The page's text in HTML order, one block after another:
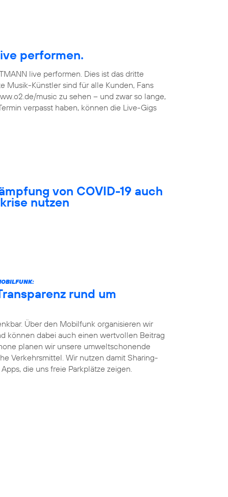
performen.
live performen. Dies ist das dritte
Musik-Künstler sind für alle Kunden, Fans
music zu sehen – und zwar so lange,
verpasst haben, können die Live-Gigs
von COVID-19 auch
nutzen
rund um
Über den Mobilfunk organisieren wir
können dabei auch einen wertvollen Beitrag
planen wir unsere umweltschonende
Verkehrsmittel. Wir nutzen damit Sharing-
die uns freie Parkplätze zeigen.